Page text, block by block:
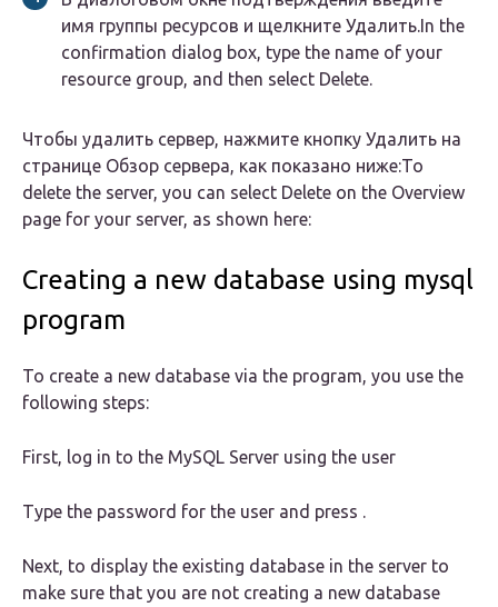
имя группы ресурсов и щелкните Удалить.In the
confirmation dialog box, type the name of your
resource group, and then select Delete.
Чтобы удалить сервер, нажмите кнопку Удалить на
странице Обзор сервера, как показано ниже:To
delete the server, you can select Delete on the Overview
page for your server, as shown here:
Creating a new database using mysql
program
To create a new database via the program, you use the
following steps:
First, log in to the MySQL Server using the user
Type the password for the user and press .
Next, to display the existing database in the server to
make sure that you are not creating a new database